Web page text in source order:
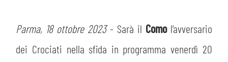
TRASFERTE
ORGANIGRAMMA
Parma, 18 ottobre 2023- Sarà il Como l’avversario
dei Crociati nella sfida in programma venerdì 20